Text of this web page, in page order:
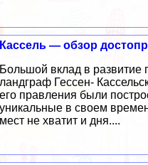
Кассель — обзор
Большой вклад в развитие
ландграф Гессен-
его правления были
уникальные в своем
мест не хватит и дня....